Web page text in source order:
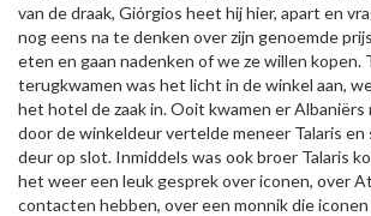
van de draak, Giórgios heet hij hier, apart en
nog eens na te denken over zijn genoemde
eten en gaan nadenken of we ze willen kopen.
terugkwamen was het licht in de winkel aan,
het hotel de zaak in. Ooit kwamen er Albaniërs
door de winkeldeur vertelde meneer Talaris
deur op slot. Inmiddels was ook broer Talaris
het weer een leuk gesprek over iconen, over
contacten hebben, over een monnik die